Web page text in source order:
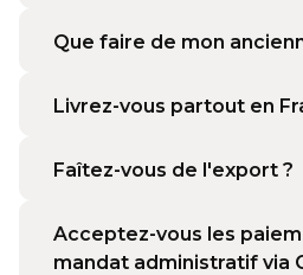
Que faire de mon
Livrez-vous partout en
Faîtez-vous de l'export ?
Acceptez-vous les
mandat administratif via